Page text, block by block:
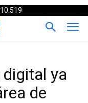
ya
de